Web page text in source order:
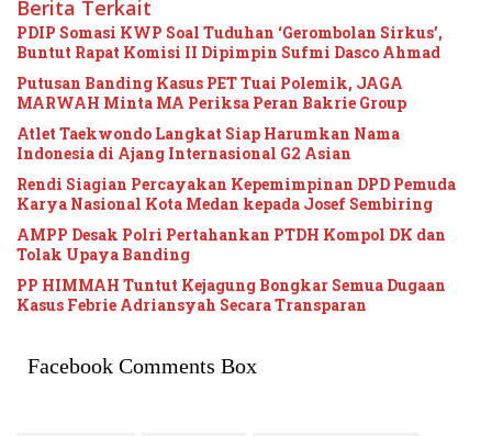
Berita Terkait
PDIP Somasi KWP Soal Tuduhan ‘Gerombolan Sirkus’,
Buntut Rapat Komisi II Dipimpin Sufmi Dasco Ahmad
Putusan Banding Kasus PET Tuai Polemik, JAGA
MARWAH Minta MA Periksa Peran Bakrie Group
Atlet Taekwondo Langkat Siap Harumkan Nama
Indonesia di Ajang Internasional G2 Asian
Rendi Siagian Percayakan Kepemimpinan DPD Pemuda
Karya Nasional Kota Medan kepada Josef Sembiring
AMPP Desak Polri Pertahankan PTDH Kompol DK dan
Tolak Upaya Banding
PP HIMMAH Tuntut Kejagung Bongkar Semua Dugaan
Kasus Febrie Adriansyah Secara Transparan
Facebook Comments Box